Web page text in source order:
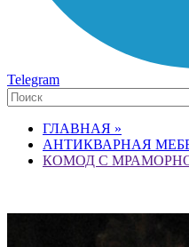
Telegram
ГЛАВНАЯ »
АНТИКВАРНАЯ
КОМОД С